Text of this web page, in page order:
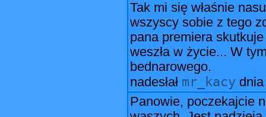
Tak mi się właśnie
wszyscy sobie z tego
pana premiera
weszła w życie... W
bednarowego.
nadesłał mr_kacy
Panowie, poczekajcie